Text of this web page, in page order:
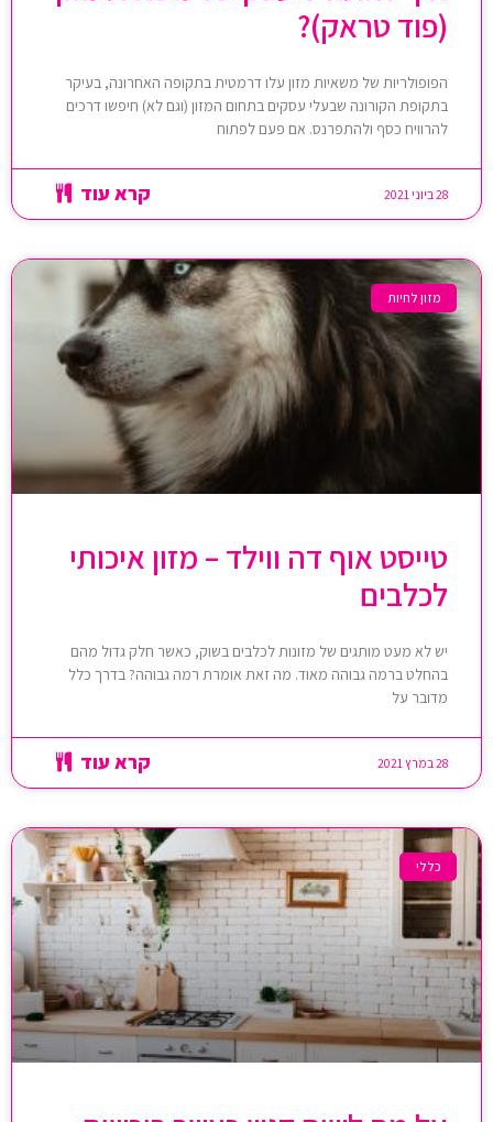
(פוד טראק)?
הפופולריות של משאיות מזון עלו דרמטית בתקופה האחרונה, בעיקר
בתקופת הקורונה שבעלי עסקים בתחום המזון (וגם לא) חיפשו דרכים
להרוויח כסף ולהתפרנס. אם פעם לפתוח
קרא עוד 28 ביוני 2021
מזון לחיות
טייסט אוף דה ווילד – מזון איכותי
לכלבים
יש לא מעט מותגים של מזונות לכלבים בשוק, כאשר חלק גדול מהם
בהחלט ברמה גבוהה מאוד. מה זאת אומרת רמה גבוהה? בדרך כלל
מדובר על
קרא עוד 28 במרץ 2021
כללי